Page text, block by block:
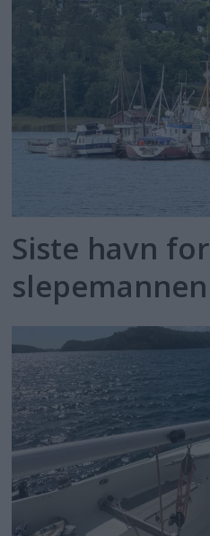
Siste havn for
slepemannen